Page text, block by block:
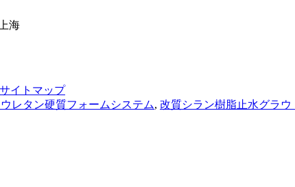
海
サイトマップ
レタン硬質フォームシステム, 改質シラン樹脂止水グラウ